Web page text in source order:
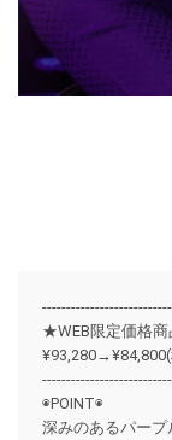
★WEB限定価格
◉POINT◉
深みのあるパー